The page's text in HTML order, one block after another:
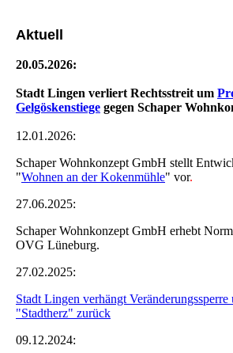
Aktuell
20.05.2026:
Stadt Lingen verliert Rechtsstreit um
Gelgöskenstiege gegen Schaper
12.01.2026:
Schaper Wohnkonzept GmbH stellt
"Wohnen an der Kokenmühle" vor.
27.06.2025:
Schaper Wohnkonzept GmbH erhebt
OVG Lüneburg.
27.02.2025:
Stadt Lingen verhängt
"Stadtherz" zurück
09.12.2024: